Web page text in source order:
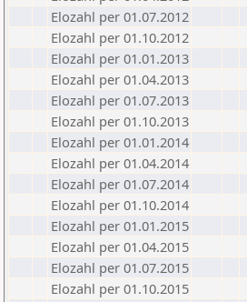
Elozahl per 01.07.2012
Elozahl per 01.10.2012
Elozahl per 01.01.2013
Elozahl per 01.04.2013
Elozahl per 01.07.2013
Elozahl per 01.10.2013
Elozahl per 01.01.2014
Elozahl per 01.04.2014
Elozahl per 01.07.2014
Elozahl per 01.10.2014
Elozahl per 01.01.2015
Elozahl per 01.04.2015
Elozahl per 01.07.2015
Elozahl per 01.10.2015